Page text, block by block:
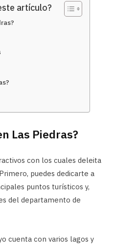
artículo?
Las Piedras?
con los cuales deleita
puedes dedicarte a
puntos turísticos y,
del departamento de
cuenta con varios lagos y